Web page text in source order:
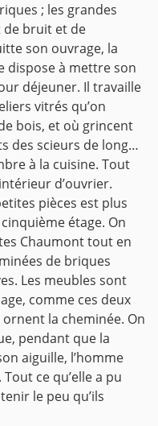
; les grandes
de bruit et de
son ouvrage, la
dispose à mettre son
déjeuner. Il travaille
vitrés qu’on
bois, et où grincent
des scieurs de long…
à la cuisine. Tout
d’ouvrier.
pièces est plus
étage. On
Chaumont tout en
de briques
Les meubles sont
comme ces deux
la cheminée. On
pendant que la
aiguille, l’homme
ce qu’elle a pu
le peu qu’ils